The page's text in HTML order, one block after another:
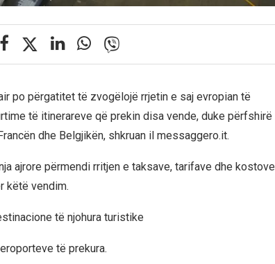
po përgatitet të zvogëlojë rrjetin e saj evropian të
të itinerareve që prekin disa vende, duke përfshirë
dhe Belgjikën, shkruan il messaggero.it.
ajrore përmendi rritjen e taksave, tarifave dhe kostove
këtë vendim.
të njohura turistike
të prekura.